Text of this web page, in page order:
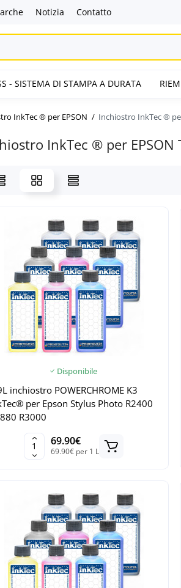
Notizia Contatto
- SISTEMA DI STAMPA A DURATA
InkTec ® per EPSON Inchiostro InkTec ®
InkTec ® per EPSON
Disponibile
inchiostro POWERCHROME K3
per Epson Stylus Photo R2400
R3000
69.90€
69.90€ per 1 L